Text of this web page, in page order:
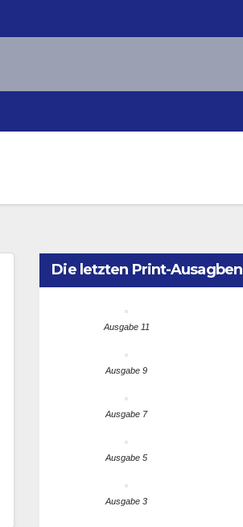
Die letzten Print-Ausagben
Ausgabe 11
Ausgabe 9
Ausgabe 7
Ausgabe 5
Ausgabe 3